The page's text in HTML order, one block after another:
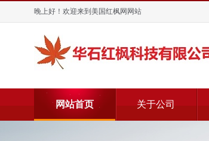
晚上好！欢迎来到美国红枫网网站
网站首页 关于公司